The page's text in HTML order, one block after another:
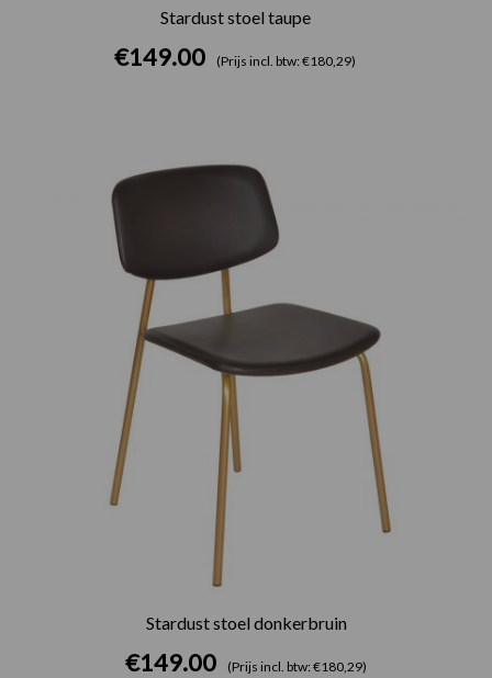
Stardust stoel taupe
€149.00 (Prijs incl. btw: €180,29)
Stardust stoel donkerbruin
€149.00 (Prijs incl. btw: €180,29)